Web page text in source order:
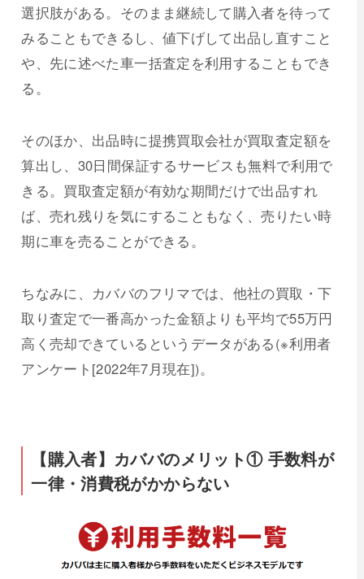
選択肢がある。そのまま継続して購入者を待って
みることもできるし、値下げして出品し直すこと
や、先に述べた車一括査定を利用することもでき
る。
そのほか、出品時に提携買取会社が買取査定額を
算出し、30日間保証するサービスも無料で利用で
きる。買取査定額が有効な期間だけで出品すれ
ば、売れ残りを気にすることもなく、売りたい時
期に車を売ることができる。
ちなみに、カババのフリマでは、他社の買取・下
取り査定で一番高かった金額よりも平均で55万円
高く売却できているというデータがある(※利用者
アンケート[2022年7月現在])。
【購入者】カババのメリット① 手数料が
一律・消費税がかからない